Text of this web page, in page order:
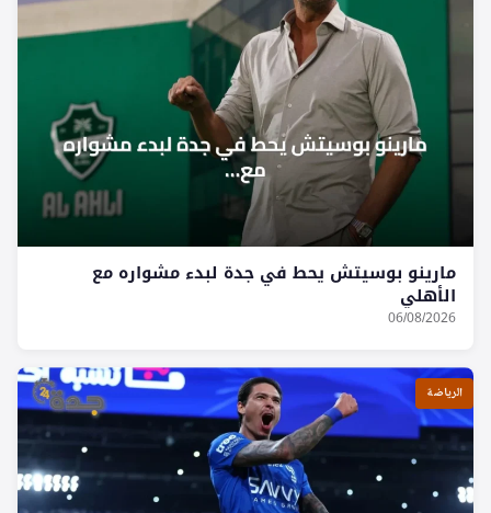
مارينو بوسيتش يحط في جدة لبدء مشواره مع
الأهلي
06/08/2026
الرياضة